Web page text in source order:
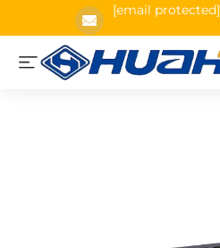
[email protected]